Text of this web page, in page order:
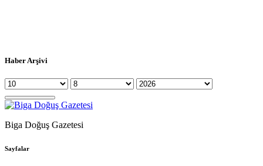
Haber Arşivi
Biga Doğuş Gazetesi
Sayfalar